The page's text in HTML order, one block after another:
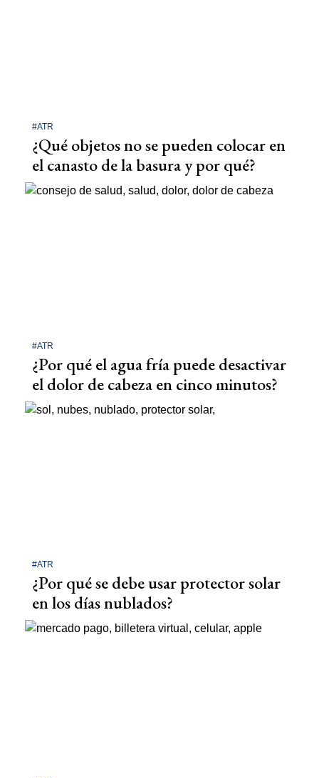
#ATR
¿Qué objetos no se pueden colocar en
el canasto de la basura y por qué?
#ATR
¿Por qué el agua fría puede desactivar
el dolor de cabeza en cinco minutos?
#ATR
¿Por qué se debe usar protector solar
en los días nublados?